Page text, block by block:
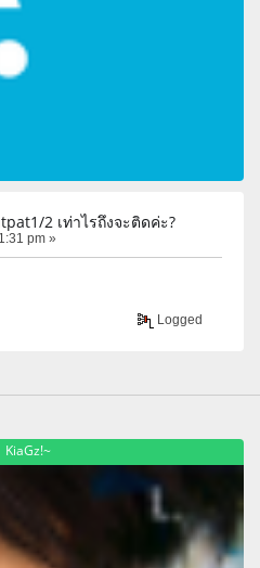
2 เท่าไรถึงจะติดค่ะ?
pm »
Logged
KiaGz!~